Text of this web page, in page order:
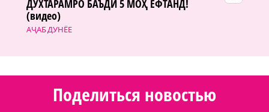
АҶАБ ДУНЁЕ
ДУХТАРАМРО БАЪДИ 5 МОҲ ЁФТАНД!
(видео)
Поделиться новостью